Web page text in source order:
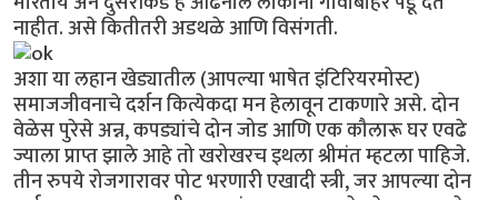
नाहीत. असे कितीतरी अडथळे आणि विसंगती.
अशा या लहान खेड्यातील (आपल्या भाषेत इंटिरियरमोस्ट)
समाजजीवनाचे दर्शन कित्येकदा मन हेलावून टाकणारे असे. दोन
वेळेस पुरेसे अन्न, कपड्यांचे दोन जोड आणि एक कौलारू घर एवढे
ज्याला प्राप्त झाले आहे तो खरोखरच इथला श्रीमंत म्हटला पाहिजे.
तीन रुपये रोजगारावर पोट भरणारी एखादी स्त्री, जर आपल्या दोन